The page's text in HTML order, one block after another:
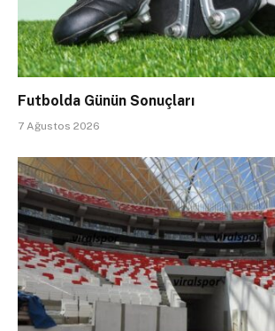
Futbolda Günün Sonuçları
7 Ağustos 2026